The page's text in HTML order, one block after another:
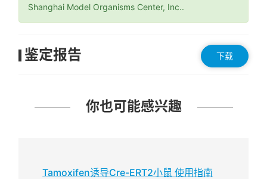
Shanghai Model Organisms Center, Inc..
鉴定报告 下载
你也可能感兴趣
Tamoxifen诱导Cre-ERT2小鼠 使用指南